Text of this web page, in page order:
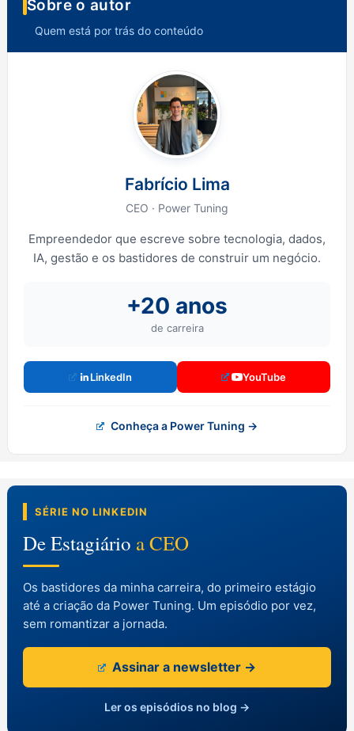
Sobre o autor
Quem está por trás do conteúdo
Fabrício Lima
CEO · Power Tuning
Empreendedor que escreve sobre tecnologia, dados,
IA, gestão e os bastidores de construir um negócio.
+20 anos
de carreira
LinkedIn YouTube
Conheça a Power Tuning →
SÉRIE NO LINKEDIN
De Estagiário a CEO
Os bastidores da minha carreira, do primeiro estágio
até a criação da Power Tuning. Um episódio por vez,
sem romantizar a jornada.
Assinar a newsletter →
Ler os episódios no blog →